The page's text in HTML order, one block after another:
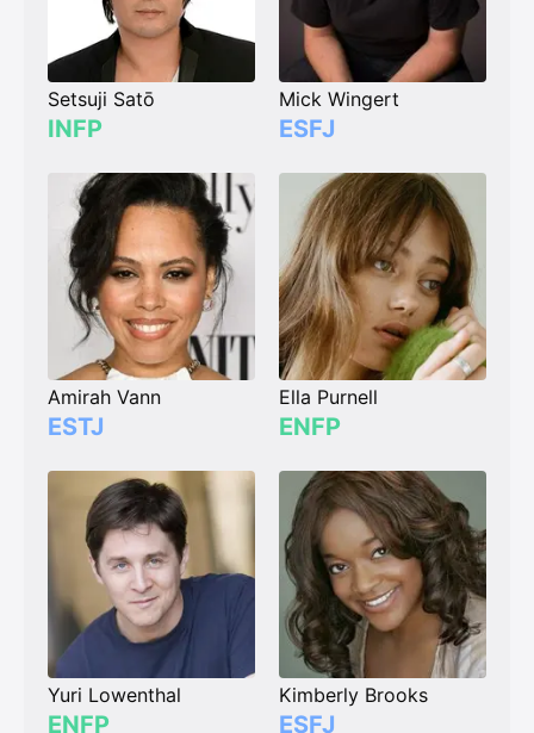
Setsuji Satō
INFP
Mick Wingert
ESFJ
Amirah Vann
ESTJ
Ella Purnell
ENFP
Yuri Lowenthal
ENFP
Kimberly Brooks
ESFJ